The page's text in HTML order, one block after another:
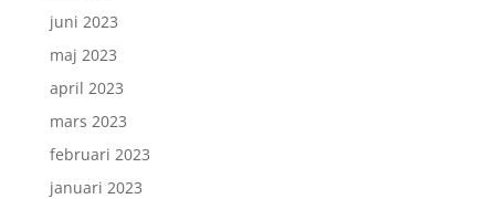
juni 2023
maj 2023
april 2023
mars 2023
februari 2023
januari 2023